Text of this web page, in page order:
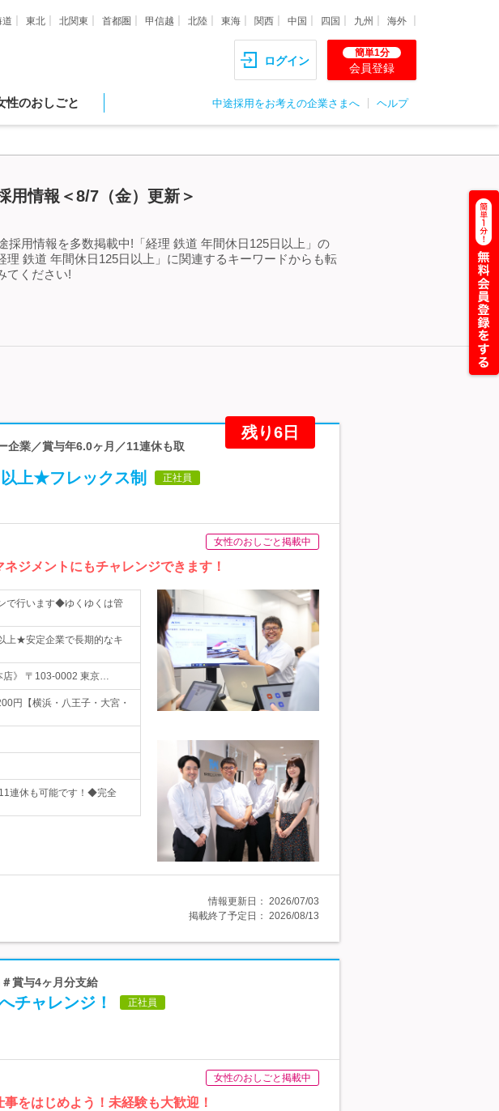
道 東北 北関東 首都圏 甲信越 北陸 東海 関西 中国 四国 九州 海外
ログイン
簡単1分
会員登録
性のおしごと 中途採用をお考えの企業さまへ ヘルプ
用情報＜8/7（金）更新＞
用情報を多数掲載中!「経理 鉄道 年間休日125日以上」の
鉄道 年間休日125日以上」に関連するキーワードからも転
てください!
残り6日
企業／賞与年6.0ヶ月／11連休も取
上★フレックス制 正社員
女性のおしごと掲載中
ジメントにもチャレンジできます！
で行います◆ゆくゆくは管
上★安定企業で長期的なキ
店》 〒103-0002 東京…
円【横浜・八王子・大宮・
連休も可能です！◆完全
情報更新日： 2026/07/03
掲載終了予定日： 2026/08/13
賞与4ヶ月分支給
チャレンジ！ 正社員
女性のおしごと掲載中
をはじめよう！未経験も大歓迎！